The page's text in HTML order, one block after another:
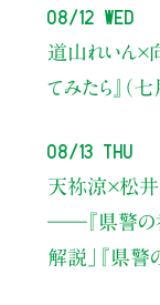
08/12 Wed
道山れいん×
てみたら』（
08/13 Thu
天祢涼×松井
――『県警の
解説」
『県